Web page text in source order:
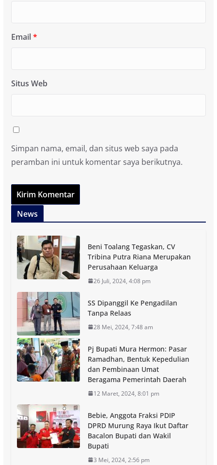
Email*
Situs Web
Simpan nama, email, dan situs web saya pada
peramban ini untuk komentar saya berikutnya.
News
Beni Toalang Tegaskan, CV
Tribina Putra Riana Merupakan
Perusahaan Keluarga
26 Juli, 2024, 4:08 pm
SS Dipanggil Ke Pengadilan
Tanpa Relaas
28 Mei, 2024, 7:48 am
Pj Bupati Mura Hermon: Pasar
Ramadhan, Bentuk Kepedulian
dan Pembinaan Umat
Beragama Pemerintah Daerah
12 Maret, 2024, 8:01 pm
Bebie, Anggota Fraksi PDIP
DPRD Murung Raya Ikut Daftar
Bacalon Bupati dan Wakil
Bupati
3 Mei, 2024, 2:56 pm